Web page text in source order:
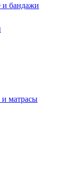
и бандажи
матрасы